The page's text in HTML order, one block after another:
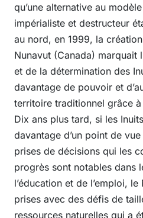
qu’une alternative au
impérialiste et destructeur
au nord, en 1999, la
Nunavut (Canada) marquait
et de la détermination des
davantage de pouvoir et
territoire traditionnel grâce
Dix ans plus tard, si les
davantage d’un point de
prises de décisions qui les
progrès sont notables dans
l’éducation et de l’emploi,
prises avec des défis de
ressources naturelles qui a